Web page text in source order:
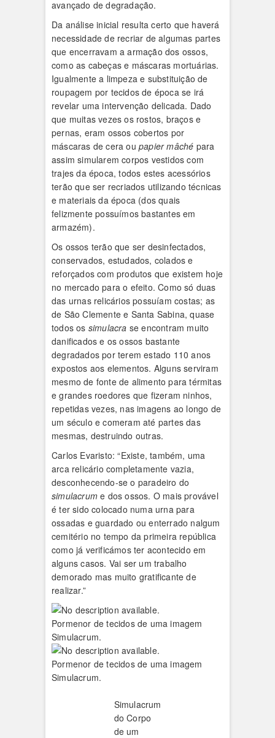
avançado de degradação.
Da análise inicial resulta certo que haverá
necessidade de recriar de algumas partes
que encerravam a armação dos ossos,
como as cabeças e máscaras mortuárias.
Igualmente a limpeza e substituição de
roupagem por tecidos de época se irá
revelar uma intervenção delicada. Dado
que muitas vezes os rostos, braços e
pernas, eram ossos cobertos por
máscaras de cera ou papier mâché para
assim simularem corpos vestidos com
trajes da época, todos estes acessórios
terão que ser recriados utilizando técnicas
e materiais da época (dos quais
felizmente possuímos bastantes em
armazém).
Os ossos terão que ser desinfectados,
conservados, estudados, colados e
reforçados com produtos que existem hoje
no mercado para o efeito. Como só duas
das urnas relicários possuíam costas; as
de São Clemente e Santa Sabina, quase
todos os simulacra se encontram muito
danificados e os ossos bastante
degradados por terem estado 110 anos
expostos aos elementos. Alguns serviram
mesmo de fonte de alimento para térmitas
e grandes roedores que fizeram ninhos,
repetidas vezes, nas imagens ao longo de
um século e comeram até partes das
mesmas, destruindo outras.
Carlos Evaristo: “Existe, também, uma
arca relicário completamente vazia,
desconhecendo-se o paradeiro do
simulacrum e dos ossos. O mais provável
é ter sido colocado numa urna para
ossadas e guardado ou enterrado nalgum
cemitério no tempo da primeira república
como já verificámos ter acontecido em
alguns casos. Vai ser um trabalho
demorado mas muito gratificante de
realizar.”
Pormenor de tecidos de uma imagem
Simulacrum.
Pormenor de tecidos de uma imagem
Simulacrum.
Simulacrum
do Corpo
de um